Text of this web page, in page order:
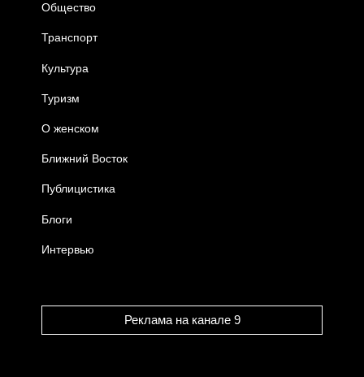
Общество
Транспорт
Культура
Туризм
О женском
Ближний Восток
Публицистика
Блоги
Интервью
Реклама на канале 9